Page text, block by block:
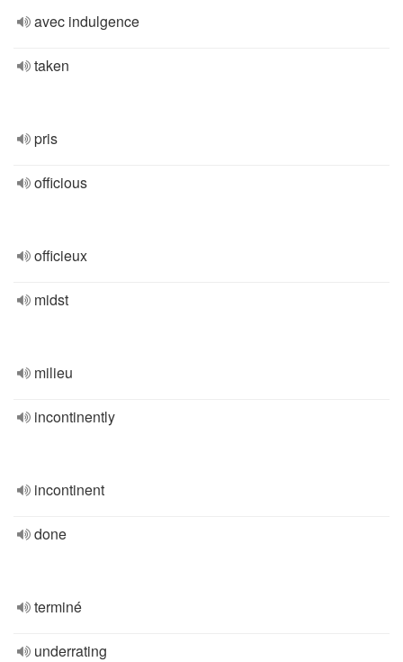
avec indulgence
taken
pris
officious
officieux
midst
milieu
incontinently
incontinent
done
terminé
underrating